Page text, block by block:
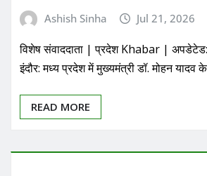
Ashish Sinha Jul 21, 2026
विशेष संवाददाता | प्रदेश Khabar |
इंदौर: मध्य प्रदेश में मुख्यमंत्री डॉ. मोहन यादव
READ MORE